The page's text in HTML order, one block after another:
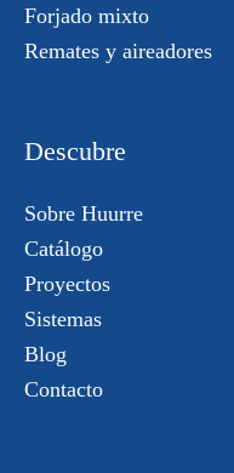
Forjado mixto
Remates y aireadores
Descubre
Sobre Huurre
Catálogo
Proyectos
Sistemas
Blog
Contacto